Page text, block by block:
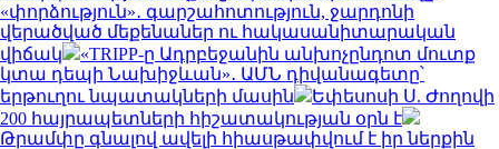
«փորձություն»․ գարշահոտություն, ջարդոնի
վերածված մեքենաներ ու հակասանիտարական
վիճակ
«TRIPP-ը Ադրբեջանին անխոչընդոտ մուտք
կտա դեպի Նախիջևան»․ ԱՄՆ դիվանագետը՝
երթուղու նպատակների մասին
Եփեսոսի Ս. Ժողովի
200 հայրապետների հիշատակության օրն է
Թրամփը գնալով ավելի հիասթափվում է իր ներքին